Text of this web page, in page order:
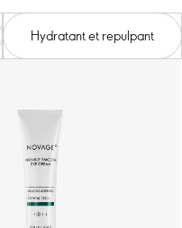
Hydratant et repulpant